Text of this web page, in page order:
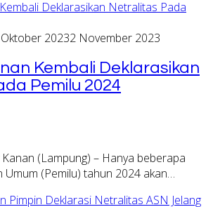
20232 November 2023
Kembali Deklarasikan
Pemilu 2024
(Lampung) – Hanya beberapa
Umum (Pemilu) tahun 2024 akan…